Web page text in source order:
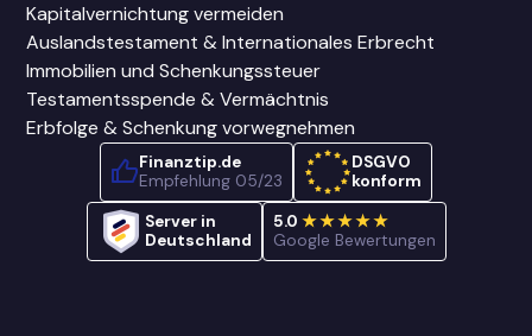
Kapitalvernichtung vermeiden
Auslandstestament & Internationales Erbrecht
Immobilien und Schenkungssteuer
Testamentsspende & Vermächtnis
Erbfolge & Schenkung vorwegnehmen
Finanztip.de
Empfehlung 05/23
DSGVO
konform
Server in
Deutschland
5.0 ★★★★★
Google Bewertungen